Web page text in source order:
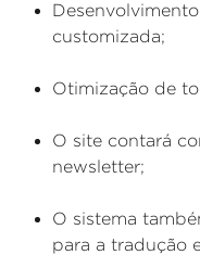
customizada;
Otimização de
O site contará
newsletter;
O sistema
para a tradução